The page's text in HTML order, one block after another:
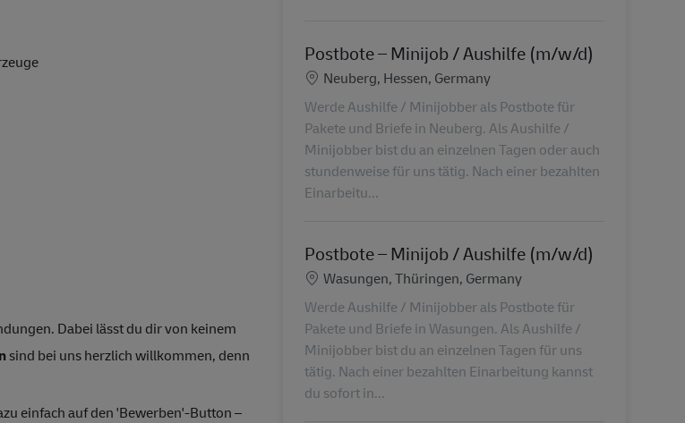
Dabei lässt du dir von keinem
sind bei uns herzlich willkommen, denn
einfach auf den 'Bewerben'-Button –
Postbote – Minijob / Aushilfe (m/w/d)
Standort
Neuberg, Hessen, Germany
Werde Aushilfe / Minijobber als Postbote für
Pakete und Briefe in Neuberg. Als Aushilfe /
Minijobber bist du an einzelnen Tagen oder auch
stundenweise für uns tätig. Nach einer bezahlten
Einarbeitu...
Postbote – Minijob / Aushilfe (m/w/d)
Standort
Wasungen, Thüringen, Germany
Werde Aushilfe / Minijobber als Postbote für
Pakete und Briefe in Wasungen. Als Aushilfe /
Minijobber bist du an einzelnen Tagen für uns
tätig. Nach einer bezahlten Einarbeitung kannst
du sofort in...